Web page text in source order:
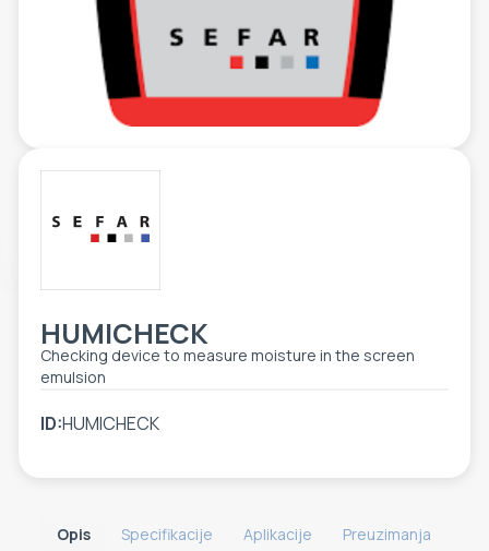
ALATI - DODATNA OPREMA
POMOĆNA OPREMA
PO NARUDŽBINI
POLOVNA OPREMA
TEHNIČKI CRTEŽI
HUMICHECK
Checking device to measure moisture in the screen
emulsion
ID:HUMICHECK
Opis Specifikacije
Preuzimanja
Aplikacije